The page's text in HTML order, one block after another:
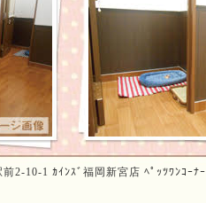
2-10-1 ｶｲﾝｽﾞ福岡新宮店 ﾍﾟｯﾂﾜﾝｺｰﾅｰ